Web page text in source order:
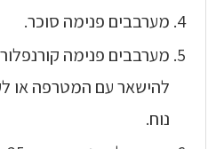
מערבבים פנימה סוכר.
מערבבים פנימה
להישאר עם המטרפה או
נוח.